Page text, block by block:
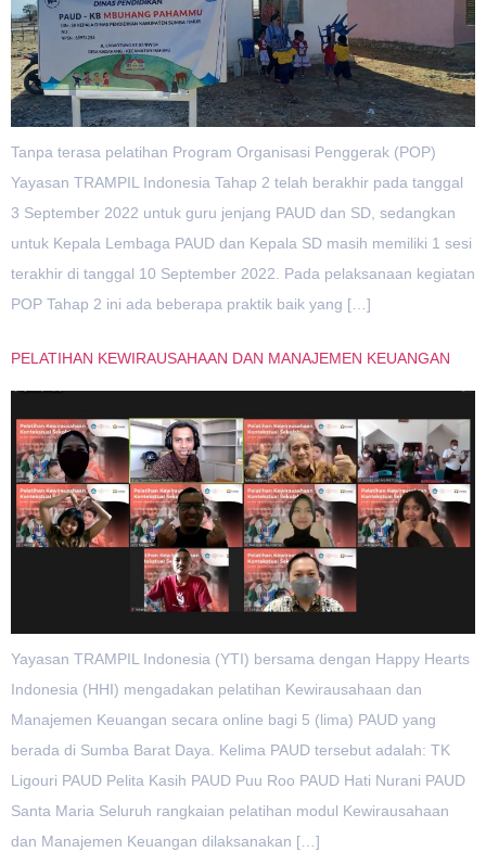
Tanpa terasa pelatihan Program Organisasi Penggerak (POP)
Yayasan TRAMPIL Indonesia Tahap 2 telah berakhir pada tanggal
3 September 2022 untuk guru jenjang PAUD dan SD, sedangkan
untuk Kepala Lembaga PAUD dan Kepala SD masih memiliki 1 sesi
terakhir di tanggal 10 September 2022. Pada pelaksanaan kegiatan
POP Tahap 2 ini ada beberapa praktik baik yang […]
PELATIHAN KEWIRAUSAHAAN DAN MANAJEMEN KEUANGAN
Yayasan TRAMPIL Indonesia (YTI) bersama dengan Happy Hearts
Indonesia (HHI) mengadakan pelatihan Kewirausahaan dan
Manajemen Keuangan secara online bagi 5 (lima) PAUD yang
berada di Sumba Barat Daya. Kelima PAUD tersebut adalah: TK
Ligouri PAUD Pelita Kasih PAUD Puu Roo PAUD Hati Nurani PAUD
Santa Maria Seluruh rangkaian pelatihan modul Kewirausahaan
dan Manajemen Keuangan dilaksanakan […]